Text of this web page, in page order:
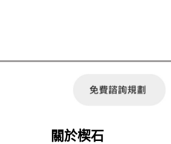
關於楔石